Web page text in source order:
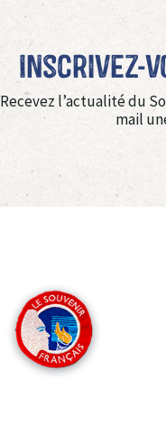
Inscrivez-
Recevez l’actualité du
mail